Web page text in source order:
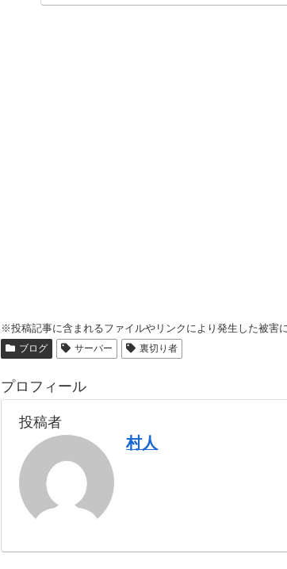
※投稿記事に含まれるファイルやリンクにより発生した被害
ブログ サーバー 裏切り者
プロフィール
投稿者
村人